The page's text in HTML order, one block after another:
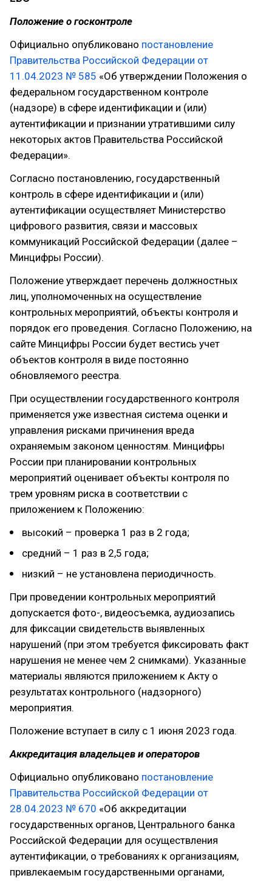
Положение о госконтроле
Официально опубликовано постановление
Правительства Российской Федерации от
11.04.2023 № 585 «Об утверждении Положения о
федеральном государственном контроле
(надзоре) в сфере идентификации и (или)
аутентификации и признании утратившими силу
некоторых актов Правительства Российской
Федерации».
Согласно постановлению, государственный
контроль в сфере идентификации и (или)
аутентификации осуществляет Министерство
цифрового развития, связи и массовых
коммуникаций Российской Федерации (далее –
Минцифры России).
Положение утверждает перечень должностных
лиц, уполномоченных на осуществление
контрольных мероприятий, объекты контроля и
порядок его проведения. Согласно Положению, на
сайте Минцифры России будет вестись учет
объектов контроля в виде постоянно
обновляемого реестра.
При осуществлении государственного контроля
применяется уже известная система оценки и
управления рисками причинения вреда
охраняемым законом ценностям. Минцифры
России при планировании контрольных
мероприятий оценивает объекты контроля по
трем уровням риска в соответствии с
приложением к Положению:
высокий – проверка 1 раз в 2 года;
средний – 1 раз в 2,5 года;
низкий – не установлена периодичность.
При проведении контрольных мероприятий
допускается фото-, видеосъемка, аудиозапись
для фиксации свидетельств выявленных
нарушений (при этом требуется фиксировать факт
нарушения не менее чем 2 снимками). Указанные
материалы являются приложением к Акту о
результатах контрольного (надзорного)
мероприятия.
Положение вступает в силу с 1 июня 2023 года.
Аккредитация владельцев и операторов
Официально опубликовано постановление
Правительства Российской Федерации от
28.04.2023 № 670 «Об аккредитации
государственных органов, Центрального банка
Российской Федерации для осуществления
аутентификации, о требованиях к организациям,
привлекаемым государственными органами,